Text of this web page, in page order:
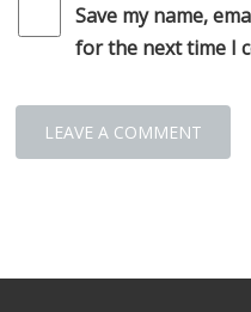
Save my name,
for the next time I